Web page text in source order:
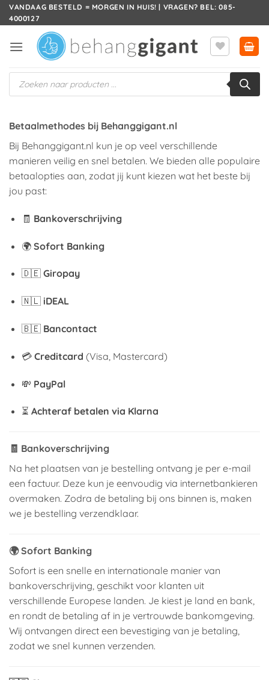
Ga
naar
VANDAAG BESTELD = MORGEN IN HUIS! | VRAGEN? BEL: 085-
4000127
Producten
zoeken
Betaalmethodes bij Behanggigant.nl
Bij Behanggigant.nl kun je op veel verschillende
manieren veilig en snel betalen. We bieden alle populaire
betaalopties aan, zodat jij kunt kiezen wat het beste bij
jou past:
🧾 Bankoverschrijving
🌍 Sofort Banking
🇩🇪 Giropay
🇳🇱 iDEAL
🇧🇪 Bancontact
💳 Creditcard (Visa, Mastercard)
💸 PayPal
⏳ Achteraf betalen via Klarna
🧾 Bankoverschrijving
Na het plaatsen van je bestelling ontvang je per e-mail
een factuur. Deze kun je eenvoudig via internetbankieren
overmaken. Zodra de betaling bij ons binnen is, maken
we je bestelling verzendklaar.
🌍Sofort Banking
Sofort is een snelle en internationale manier van
bankoverschrijving, geschikt voor klanten uit
verschillende Europese landen. Je kiest je land en bank,
en rondt de betaling af in je vertrouwde bankomgeving.
Wij ontvangen direct een bevestiging van je betaling,
zodat we snel kunnen verzenden.